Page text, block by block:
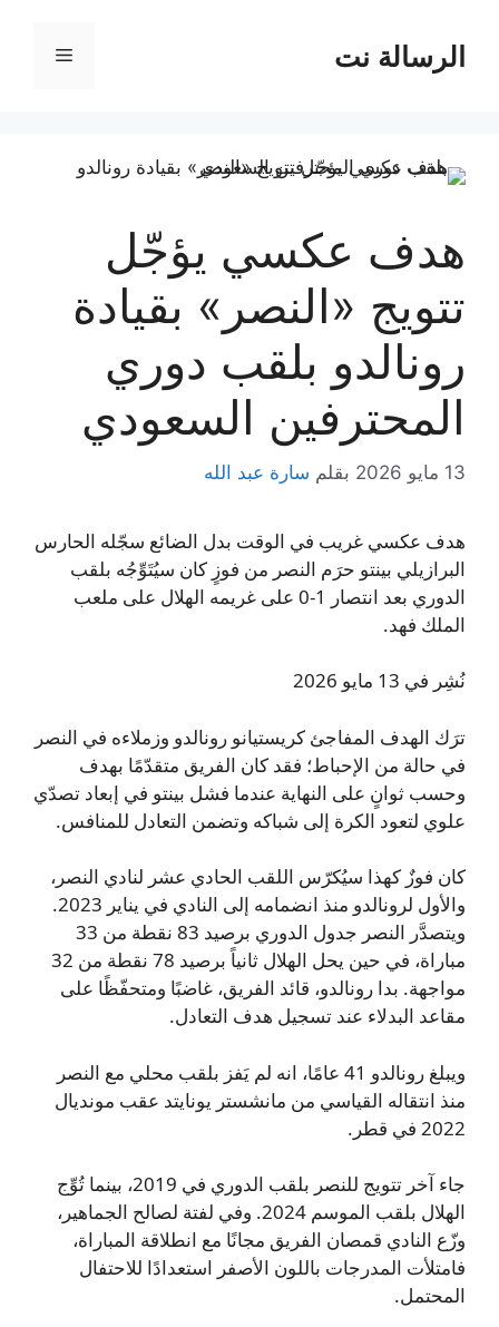
المحتوىالرسالة نت القائمة
هدف عكسي يؤجّل
تتويج «النصر» بقيادة
رونالدو بلقب دوري
المحترفين السعودي
13 مايو 2026 بقلم سارة عبد الله
هدف عكسي غريب في الوقت بدل الضائع سجّله الحارس
البرازيلي بينتو حرَم النصر من فوزٍ كان سيُتَوِّجُه بلقب
الدوري بعد انتصار 1-0 على غريمه الهلال على ملعب
الملك فهد.
نُشِر في 13 مايو 2026
ترَك الهدف المفاجئ كريستيانو رونالدو وزملاءه في النصر
في حالة من الإحباط؛ فقد كان الفريق متقدّمًا بهدف
وحسب ثوانٍ على النهاية عندما فشل بينتو في إبعاد تصدّي
علوي لتعود الكرة إلى شباكه وتضمن التعادل للمنافس.
كان فوزٌ كهذا سيُكرّس اللقب الحادي عشر لنادي النصر،
والأول لرونالدو منذ انضمامه إلى النادي في يناير 2023.
ويتصدَّر النصر جدول الدوري برصيد 83 نقطة من 33
مباراة، في حين يحل الهلال ثانياً برصيد 78 نقطة من 32
مواجهة. بدا رونالدو، قائد الفريق، غاضبًا ومتحفّظًا على
مقاعد البدلاء عند تسجيل هدف التعادل.
ويبلغ رونالدو 41 عامًا، انه لم يَفز بلقب محلي مع النصر
منذ انتقاله القياسي من مانشستر يونايتد عقب مونديال
2022 في قطر.
جاء آخر تتويج للنصر بلقب الدوري في 2019، بينما تُوِّج
الهلال بلقب الموسم 2024. وفي لفتة لصالح الجماهير،
وزّع النادي قمصان الفريق مجانًا مع انطلاقة المباراة،
فامتلأت المدرجات باللون الأصفر استعدادًا للاحتفال
المحتمل.